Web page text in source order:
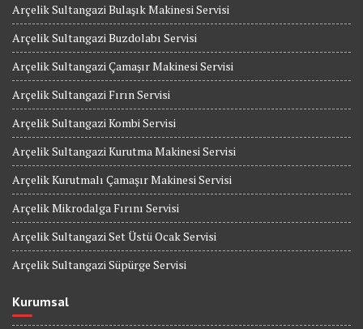
Arçelik Sultangazi Bulaşık Makinesi Servisi
Arçelik Sultangazi Buzdolabı Servisi
Arçelik Sultangazi Çamaşır Makinesi Servisi
Arçelik Sultangazi Fırın Servisi
Arçelik Sultangazi Kombi Servisi
Arçelik Sultangazi Kurutma Makinesi Servisi
Arçelik Kurutmalı Çamaşır Makinesi Servisi
Arçelik Mikrodalga Fırını Servisi
Arçelik Sultangazi Set Üstü Ocak Servisi
Arçelik Sultangazi Süpürge Servisi
Kurumsal